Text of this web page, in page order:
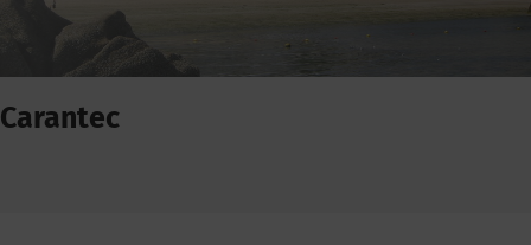
Carantec